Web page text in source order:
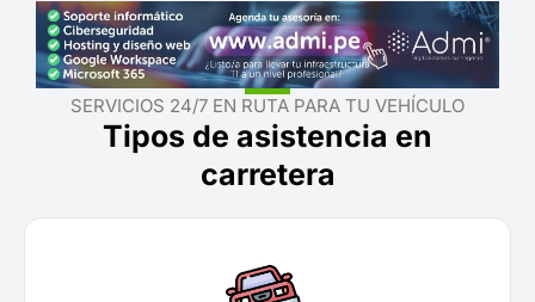
SERVICIOS 24/7 EN RUTA PARA TU VEHÍCULO
Tipos de asistencia en
carretera